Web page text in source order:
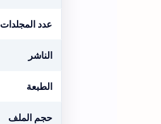
عدد المجلدات
الناشر
الطبعة
حجم الملف